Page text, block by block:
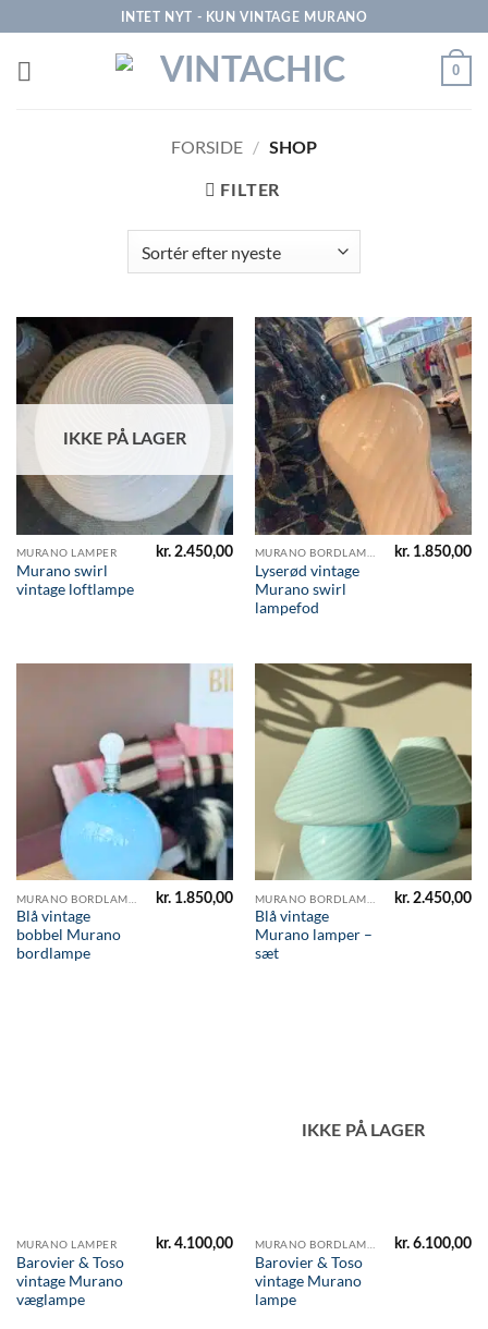
til
indhold
INTET NYT - KUN VINTAGE MURANO
0
FORSIDE / SHOP
FILTER
IKKE PÅ LAGER
MURANO LAMPER
Murano swirl
vintage loftlampe
kr. 2.450,00
Lyserød vintage
Murano swirl
lampefod
kr. 1.850,00
Blå vintage
bobbel Murano
bordlampe
kr. 1.850,00
Blå vintage
Murano lamper –
sæt
kr. 2.450,00
MURANO LAMPER
Barovier & Toso
vintage Murano
væglampe
kr. 4.100,00
IKKE PÅ LAGER
Barovier & Toso
vintage Murano
lampe
kr. 6.100,00